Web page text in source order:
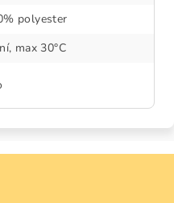
polyester
max 30°C